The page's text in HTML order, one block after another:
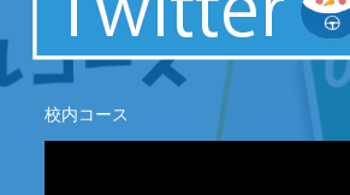
校内コース
動